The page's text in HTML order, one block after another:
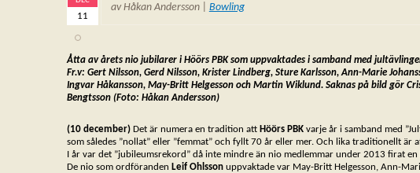
11
av Håkan Andersson | Bowling
Åtta av årets nio jubilarer i Höörs PBK som uppvaktades i samband med
Fr.v: Gert Nilsson, Gerd Nilsson, Krister Lindberg, Sture Karlsson, Ann-Marie
Ingvar Håkansson, May-Britt Helgesson och Martin Wiklund. Saknas på bild gör
Bengtsson (Foto: Håkan Andersson)
(10 december)Det är numera en tradition att Höörs PBKvarje år i samband med
som således ”nollat” eller ”femmat” och fyllt 70 år eller mer. Och lika traditionellt är
I år var det ”jubileumsrekord” då inte mindre än nio medlemmar under 2013 firat en
De nio som ordföranden Leif Ohlssonuppvaktade var May-Britt Helgesson, Ann-